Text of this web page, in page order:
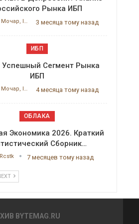
Рынка ИБП
Василий Мочар, ITResearch 3 месяца тому назад
ИБП
Сегмент Рынка
ИБП
Василий Мочар, ITResearch 4 месяца тому назад
ОБЛАКА
Экономика 2026. Краткий
Сборник…
7 месяцев тому назад
BYTEMAG.RU